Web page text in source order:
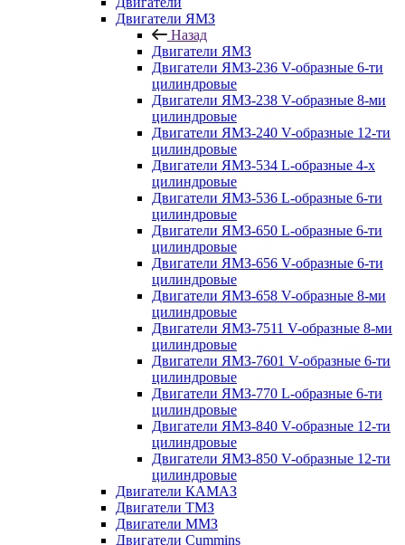
Двигатели ЯМЗ
Назад
Двигатели ЯМЗ
Двигатели ЯМЗ-236 V-образные 6-ти
цилиндровые
Двигатели ЯМЗ-238 V-образные 8-ми
цилиндровые
Двигатели ЯМЗ-240 V-образные 12-ти
цилиндровые
Двигатели ЯМЗ-534 L-образные 4-х
цилиндровые
Двигатели ЯМЗ-536 L-образные 6-ти
цилиндровые
Двигатели ЯМЗ-650 L-образные 6-ти
цилиндровые
Двигатели ЯМЗ-656 V-образные 6-ти
цилиндровые
Двигатели ЯМЗ-658 V-образные 8-ми
цилиндровые
Двигатели ЯМЗ-7511 V-образные 8-ми
цилиндровые
Двигатели ЯМЗ-7601 V-образные 6-ти
цилиндровые
Двигатели ЯМЗ-770 L-образные 6-ти
цилиндровые
Двигатели ЯМЗ-840 V-образные 12-ти
цилиндровые
Двигатели ЯМЗ-850 V-образные 12-ти
цилиндровые
Двигатели КАМАЗ
Двигатели ТМЗ
Двигатели ММЗ
Двигатели Cummins